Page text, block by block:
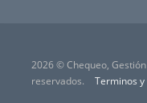
2026 © Chequeo,
reservados.
Terminos y